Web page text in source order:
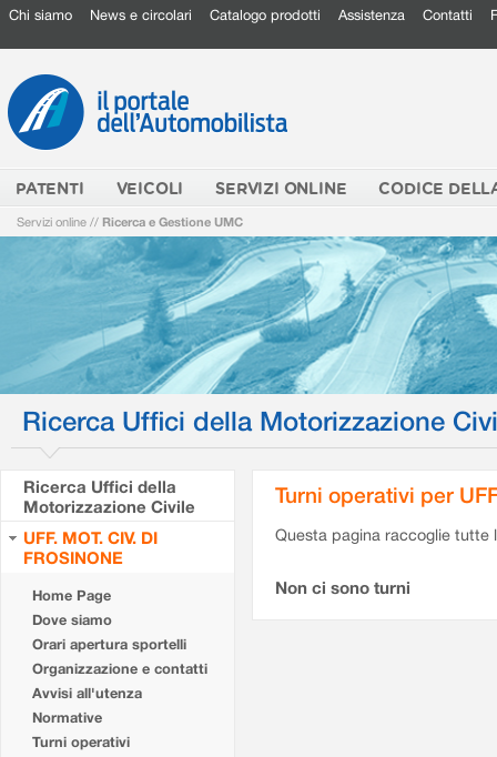
Chi siamo News e circolari Catalogo prodotti Assistenza Contatti
PATENTI VEICOLI SERVIZI ONLINE CODICE
Servizi online // Ricerca e Gestione UMC
Ricerca Uffici della Motorizzazione
Ricerca Uffici della
Motorizzazione Civile
UFF. MOT. CIV. DI
FROSINONE
Home Page
Dove siamo
Orari apertura sportelli
Organizzazione e contatti
Avvisi all'utenza
Normative
Turni operativi
Turni operativi per
Questa pagina raccoglie tutte
Non ci sono turni